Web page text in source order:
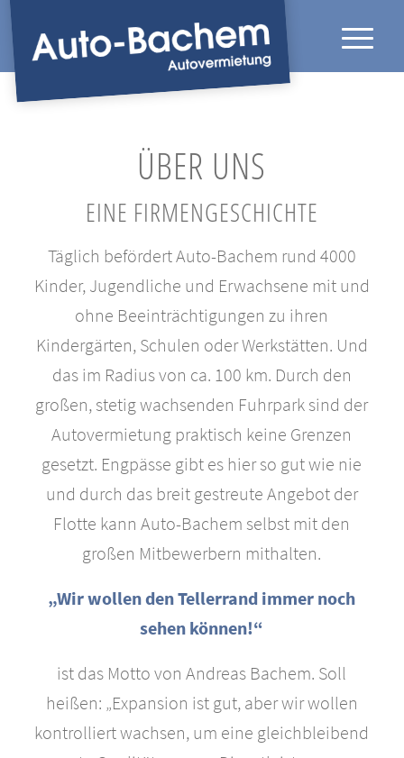
ÜBER UNS
EINE FIRMENGESCHICHTE
Täglich befördert Auto-Bachem rund 4000
Kinder, Jugendliche und Erwachsene mit und
ohne Beeinträchtigungen zu ihren
Kindergärten, Schulen oder Werkstätten. Und
das im Radius von ca. 100 km. Durch den
großen, stetig wachsenden Fuhrpark sind der
Autovermietung praktisch keine Grenzen
gesetzt. Engpässe gibt es hier so gut wie nie
und durch das breit gestreute Angebot der
Flotte kann Auto-Bachem selbst mit den
großen Mitbewerbern mithalten.
„Wir wollen den Tellerrand immer noch
sehen können!“
ist das Motto von Andreas Bachem. Soll
heißen: „Expansion ist gut, aber wir wollen
kontrolliert wachsen, um eine gleichbleibend